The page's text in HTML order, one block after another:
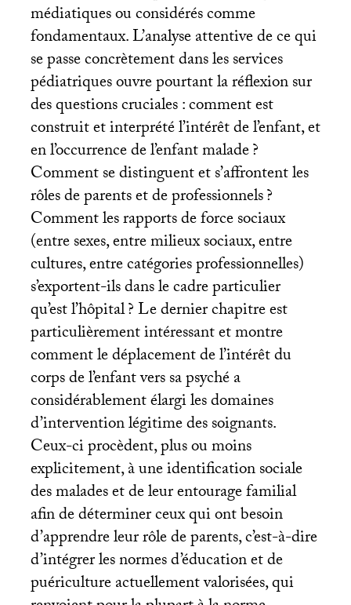
médiatiques ou considérés comme
fondamentaux. L’analyse attentive de ce qui
se passe concrètement dans les services
pédiatriques ouvre pourtant la réflexion sur
des questions cruciales : comment est
construit et interprété l’intérêt de l’enfant, et
en l’occurrence de l’enfant malade?
Comment se distinguent et s’affrontent les
rôles de parents et de professionnels?
Comment les rapports de force sociaux
(entre sexes, entre milieux sociaux, entre
cultures, entre catégories professionnelles)
s’exportent-ils dans le cadre particulier
qu’est l’hôpital? Le dernier chapitre est
particulièrement intéressant et montre
comment le déplacement de l’intérêt du
corps de l’enfant vers sa psyché a
considérablement élargi les domaines
d’intervention légitime des soignants.
Ceux-ci procèdent, plus ou moins
explicitement, à une identification sociale
des malades et de leur entourage familial
afin de déterminer ceux qui ont besoin
d’apprendre leur rôle de parents, c’est-à-dire
d’intégrer les normes d’éducation et de
puériculture actuellement valorisées, qui